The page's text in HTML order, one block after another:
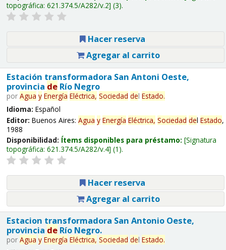
topográfica: 621.374.5/A282/v.2 (3).
Hacer reserva
Agregar al carrito
Estación transformadora San Antoni Oeste,
provincia deRío Negro
por Agua y Energía Eléctrica, Sociedad del Estado.
Idioma: Español
Editor: Buenos Aires: Agua y Energía Eléctrica, Sociedad del Estado,
1988
Disponibilidad: Ítems disponibles para préstamo: Signatura
topográfica: 621.374.5/A282/v.4 (1).
Hacer reserva
Agregar al carrito
Estacion transformadora San Antonio Oeste,
provincia deRío Negro.
por Agua y Energía Eléctrica, Sociedad del Estado.